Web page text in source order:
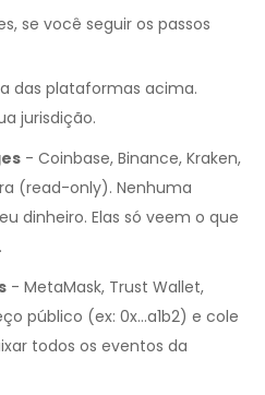
se você seguir os passos
das plataformas acima.
jurisdição.
- Coinbase, Binance, Kraken,
(read-only). Nenhuma
dinheiro. Elas só veem o que
- MetaMask, Trust Wallet,
público (ex: 0x...a1b2) e cole
todos os eventos da